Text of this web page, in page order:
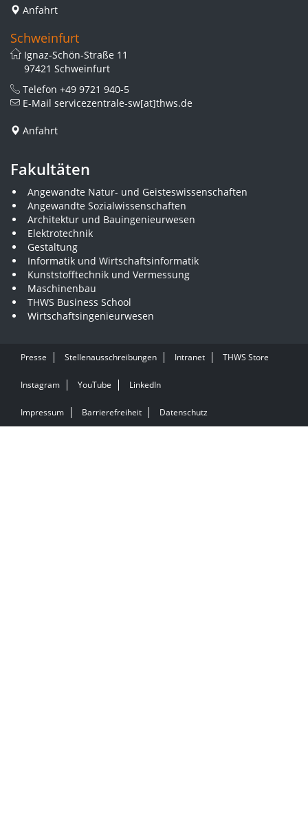
Anfahrt
Schweinfurt
Ignaz-Schön-Straße 11
97421 Schweinfurt
Telefon +49 9721 940-5
E-Mail servicezentrale-sw[at]thws.de
Anfahrt
Fakultäten
Angewandte Natur- und Geisteswissenschaften
Angewandte Sozialwissenschaften
Architektur und Bauingenieurwesen
Elektrotechnik
Gestaltung
Informatik und Wirtschaftsinformatik
Kunststofftechnik und Vermessung
Maschinenbau
THWS Business School
Wirtschaftsingenieurwesen
Presse Stellenausschreibungen Intranet THWS Store
Instagram YouTube LinkedIn
Impressum Barrierefreiheit Datenschutz